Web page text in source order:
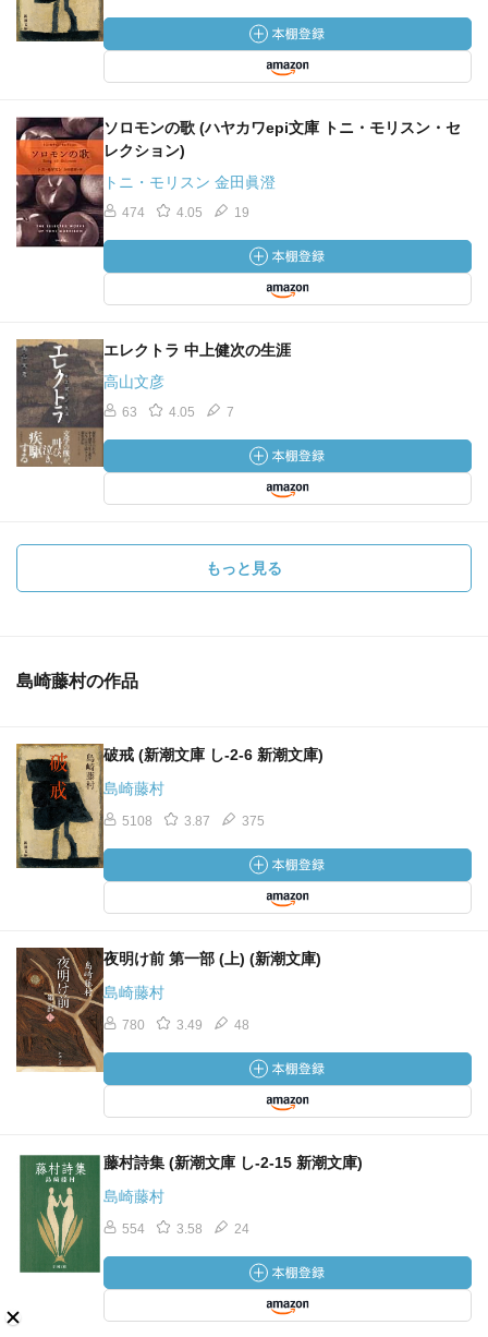
ソロモンの歌 (ハヤカワepi文庫 トニ・モリスン・セ
レクション)
トニ・モリスン 金田眞澄
474 4.05 19
エレクトラ 中上健次の生涯
高山文彦
63 4.05 7
もっと見る
島崎藤村の作品
破戒 (新潮文庫 し-2-6 新潮文庫)
島崎藤村
5108 3.87 375
夜明け前 第一部 (上) (新潮文庫)
島崎藤村
780 3.49 48
藤村詩集 (新潮文庫 し-2-15 新潮文庫)
島崎藤村
554 3.58 24